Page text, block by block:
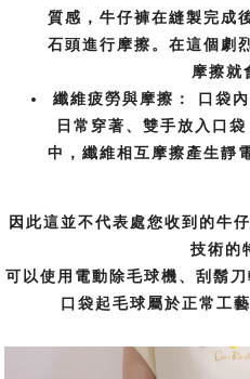
質感，牛仔褲在縫製完成
石頭進行摩擦。在這個劇
摩擦就
纖維疲勞與摩擦：
口袋
日常穿著、雙手放入口
中，纖維相互摩擦產生靜
因此這並不代表處您收到的牛
技術的
可以使用電動除毛球機、刮鬍
口袋起毛球屬於正常工